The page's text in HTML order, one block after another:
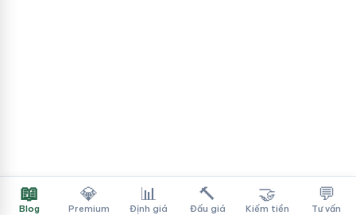
📖
Blog
💎
Premium
📊
Định giá
🔨
Đấu giá
🤝
Kiếm tiền
💬
Tư vấn